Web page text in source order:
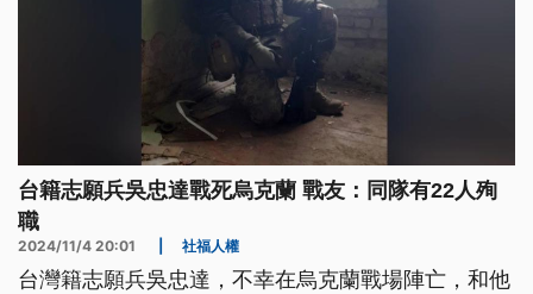
台籍志願兵吳忠達戰死烏克蘭 戰友：同隊有22人殉
職
2024/11/4 20:01 社福人權
台灣籍志願兵吳忠達，不幸在烏克蘭戰場陣亡，和他